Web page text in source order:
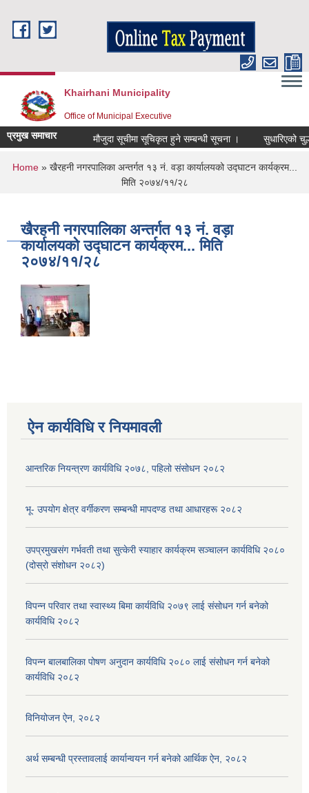
Khairhani Municipality
Office of Municipal Executive
प्रमुख समाचार मौजुदा सूचीमा सूचिकृत हुने सम्बन्धी सूचना । सुधारिएको चुल्हो
You are here
Home» खैरहनी नगरपालिका अन्तर्गत १३ नं. वड़ा कार्यालयको उद्घाटन कार्यक्रम...
मिति २०७४/११/२८
खैरहनी नगरपालिका अन्तर्गत १३ नं. वड़ा
कार्यालयको उद्घाटन कार्यक्रम... मिति
२०७४/११/२८
ऐन कार्यविधि र नियमावली
आन्तरिक नियन्त्रण कार्यविधि २०७८, पहिलो संसोधन २०८२
भू- उपयोग क्षेत्र वर्गीकरण सम्बन्धी मापदण्ड तथा आधारहरू २०८२
उपप्रमुखसंग गर्भवती तथा सुत्केरी स्याहार कार्यक्रम सञ्चालन कार्यविधि २०८०
(दोस्रो संशोधन २०८२)
विपन्न परिवार तथा स्वास्थ्य बिमा कार्यविधि २०७९ लाई संसोधन गर्न बनेको
कार्यविधि २०८२
विपन्न बालबालिका पोषण अनुदान कार्यविधि २०८० लाई संसोधन गर्न बनेको
कार्यविधि २०८२
विनियोजन ऐन, २०८२
अर्थ सम्बन्धी प्रस्तावलाई कार्यान्वयन गर्न बनेको आर्थिक ऐन, २०८२